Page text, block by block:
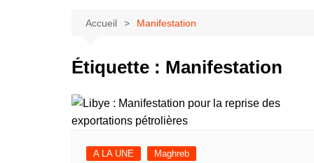
Accueil Manifestation
Étiquette : Manifestation
A LA UNE Maghreb